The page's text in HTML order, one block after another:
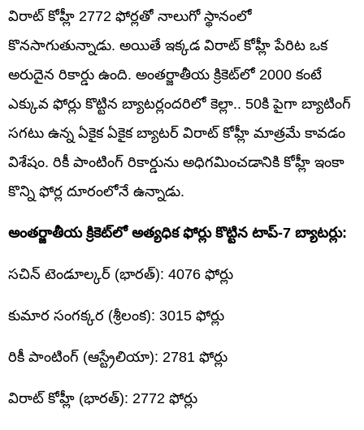
విరాట్ కోహ్లీ 2772 ఫోర్లతో నాలుగో స్థానంలో
కొనసాగుతున్నాడు. అయితే ఇక్కడ విరాట్ కోహ్లీ పేరిట ఒక
అరుదైన రికార్డు ఉంది. అంతర్జాతీయ క్రికెట్‌లో 2000 కంటే
ఎక్కువ ఫోర్లు కొట్టిన బ్యాటర్లందరిలో కెల్లా.. 50కి పైగా బ్యాటింగ్
సగటు ఉన్న ఏకైక ఏకైక బ్యాటర్ విరాట్ కోహ్లీ మాత్రమే కావడం
విశేషం. రికీ పాంటింగ్ రికార్డును అధిగమించడానికి కోహ్లీ ఇంకా
కొన్ని ఫోర్ల దూరంలోనే ఉన్నాడు.
అంతర్జాతీయ క్రికెట్‌లో అత్యధిక ఫోర్లు కొట్టిన టాప్-7 బ్యాటర్లు:
సచిన్ టెండూల్కర్ (భారత్): 4076 ఫోర్లు
కుమార సంగక్కర (శ్రీలంక): 3015 ఫోర్లు
రికీ పాంటింగ్ (ఆస్ట్రేలియా): 2781 ఫోర్లు
విరాట్ కోహ్లీ (భారత్): 2772 ఫోర్లు